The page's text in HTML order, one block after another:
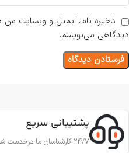
ذخیره نام، ایمیل و وبسایت من
دیدگاهی می‌نویسم.
پشتیبانی سریع
24/7 کارشناسان ما درخدمت شما هستند